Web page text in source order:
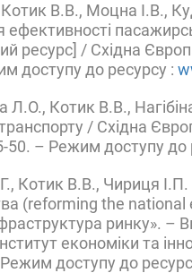
В.В., Моцна І.В.,
ефективності
ресурс] / Східна
доступу до ресурсу :
Л.О., Котик В.В.,
/ Східна
50. – Режим доступу до
Котик В.В., Чириця
(reforming the
ринку». –
економіки та
доступу до